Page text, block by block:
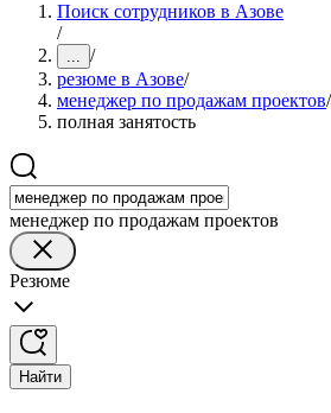
Поиск сотрудников в Азове
/
... /
резюме в Азове/
менеджер по продажам проектов/
полная занятость
менеджер по продажам проектов
Резюме
Найти